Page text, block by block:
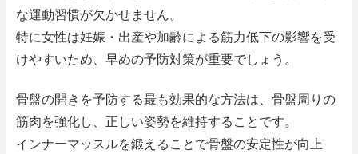
な運動習慣が欠かせません。
特に女性は妊娠・出産や加齢による筋力低下の影響を受
けやすいため、早めの予防対策が重要でしょう。
骨盤の開きを予防する最も効果的な方法は、骨盤周りの
筋肉を強化し、正しい姿勢を維持することです。
インナーマッスルを鍛えることで骨盤の安定性が向上